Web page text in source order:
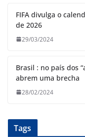
FIFA divulga o
de 2026
29/03/2024
Brasil : no país dos
abrem uma brecha
28/02/2024
Tags